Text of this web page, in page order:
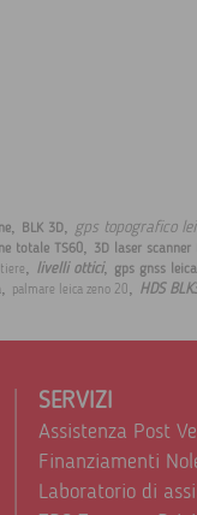
, BLK 3D, gps topografico
totale TS60, 3D laser scanner
, livelli ottici, gps gnss
, palmare leica zeno 20, HDS
SERVIZI
Assistenza Post
Finanziamenti
Laboratorio di